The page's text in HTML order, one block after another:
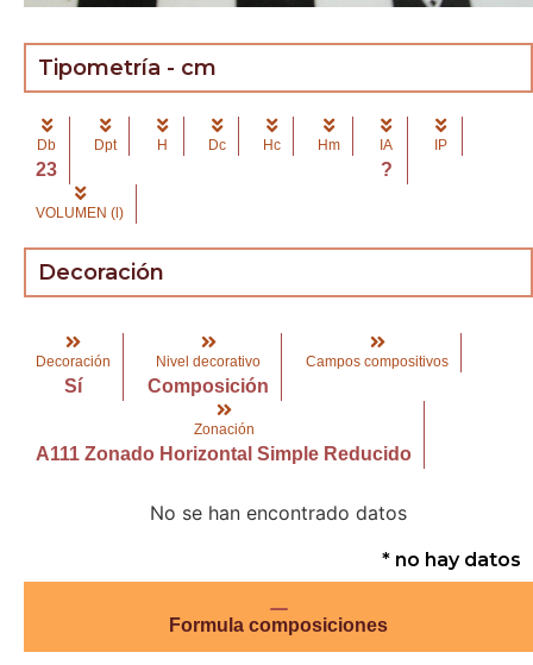
Tipometría - cm
Db
23
Dpt H Dc Hc Hm IA
?
IP
VOLUMEN (l)
Decoración
Decoración
Sí
Nivel decorativo
Composición
Campos compositivos
Zonación
A111 Zonado Horizontal Simple Reducido
No se han encontrado datos
* no hay datos
Formula composiciones